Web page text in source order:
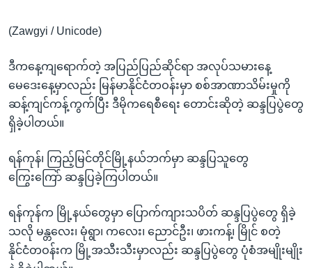
ရန်
သို့
ကျော်
ရန်
(Zawgyi / Unicode)
ဒီကနေ့ကျရောက်တဲ့ အပြည်ပြည်ဆိုင်ရာ အလုပ်သမားနေ့
မေဒေးနေ့မှာလည်း မြန်မာနိုင်ငံတဝန်းမှာ စစ်အာဏာသိမ်းမှုကို
ဆန့်ကျင်ကန့်ကွက်ပြီး ဒီမိုကရေစီရေး တောင်းဆိုတဲ့ ဆန္ဒပြပွဲတွေ
ရှိခဲ့ပါတယ်။
ရန်ကုန်၊ ကြည့်မြင်တိုင်မြို့နယ်ဘက်မှာ ဆန္ဒပြသူတွေ
ကြွေးကြော် ဆန္ဒပြခဲ့ကြပါတယ်။
ရန်ကုန်က မြို့နယ်တွေမှာ ပြောက်ကျားသပိတ် ဆန္ဒပြပွဲတွေ ရှိခဲ့
သလို မန္တလေး၊ မုံရွာ၊ ကလေး၊ ညောင်ဦး၊ ဖားကန့်၊ မြိုင် စတဲ့
နိုင်ငံတဝန်းက မြို့အသီးသီးမှာလည်း ဆန္ဒပြပွဲတွေ ပုံစံအမျိုးမျိုး